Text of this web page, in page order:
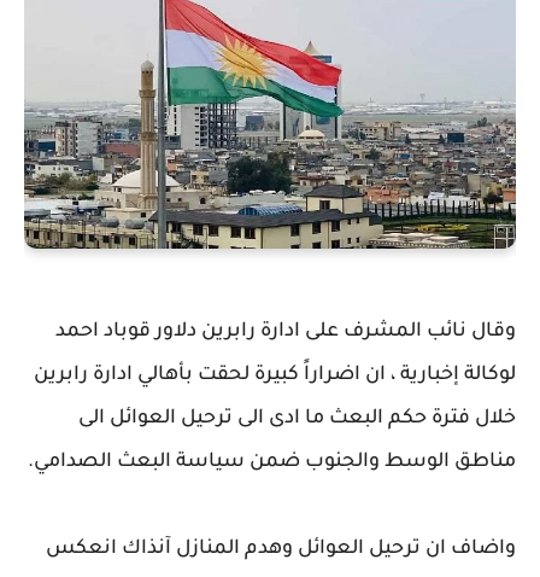
وقال نائب المشرف على ادارة رابرين دلاور قوباد احمد
لوكالة إخبارية ، ان اضراراً كبيرة لحقت بأهالي ادارة رابرين
خلال فترة حكم البعث ما ادى الى ترحيل العوائل الى
مناطق الوسط والجنوب ضمن سياسة البعث الصدامي.
واضاف ان ترحيل العوائل وهدم المنازل آنذاك انعكس